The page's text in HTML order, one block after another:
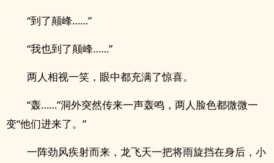
“到了颠峰……”
“我也到了颠峰……”
两人相视一笑，眼中都充满了惊喜。
“轰……”洞外突然传来一声轰鸣，两人脸色都微微一
变“他们进来了。”
一阵劲风疾射而来，龙飞天一把将雨旋挡在身后，小